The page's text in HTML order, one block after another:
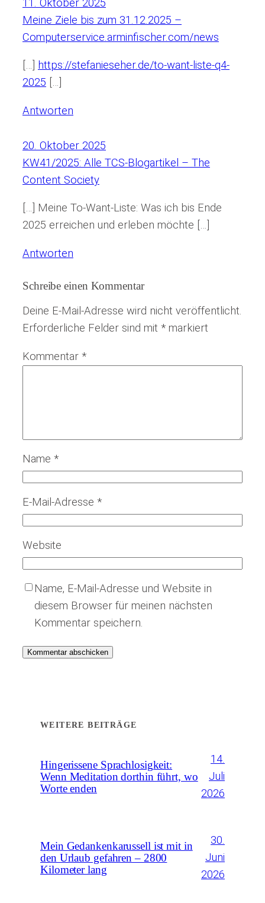
11. Oktober 2025
Meine Ziele bis zum 31.12.2025 –
Computerservice.arminfischer.com/news
[…]
https://stefanieseher.de/to-want-liste-q4-
2025 […]
Antworten
20. Oktober 2025
KW41/2025: Alle TCS-Blogartikel – The
Content Society
[…] Meine To-Want-Liste: Was ich bis Ende
2025 erreichen und erleben möchte […]
Antworten
Schreibe einen Kommentar
Deine E-Mail-Adresse wird nicht veröffentlicht.
Erforderliche Felder sind mit * markiert
Kommentar *
Name *
E-Mail-Adresse *
Website
Name, E-Mail-Adresse und Website in
diesem Browser für meinen nächsten
Kommentar speichern.
WEITERE BEITRÄGE
Hingerissene Sprachlosigkeit:
Wenn Meditation dorthin führt, wo
Worte enden
14.
Juli
2026
Mein Gedankenkarussell ist mit in
den Urlaub gefahren – 2800
Kilometer lang
30.
Juni
2026